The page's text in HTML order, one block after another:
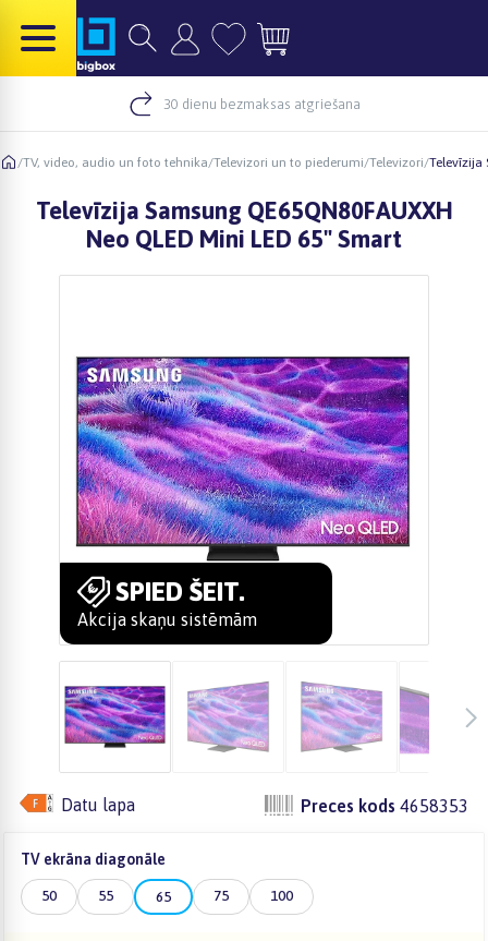
30 dienu bezmaksas atgriešana
/TV, video, audio un foto tehnika/Televizori un to piederumi/Televizori/Televīzija
Televīzija Samsung QE65QN80FAUXXH
Neo QLED Mini LED 65" Smart
SPIED ŠEIT.
Akcija skaņu sistēmām
Datu lapa Preces kods 4658353
TV ekrāna diagonāle
50 55 65 75 100